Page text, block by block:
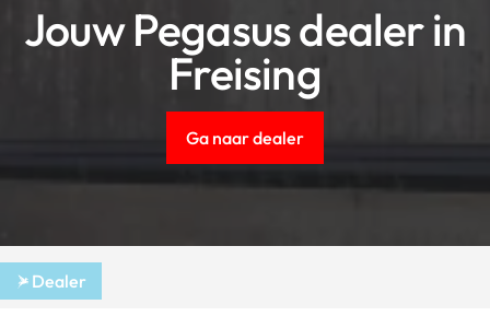
Jouw Pegasus dealer in
Freising
Ga naar dealer
Dealer